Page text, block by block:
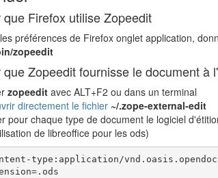
que Firefox utilise Zopeedit
préférences de Firefox onglet application,
zopeedit
que Zopeedit fournisse le document à
zopeedit avec ALT+F2 ou dans un terminal
directement le fichier ~/.zope-external-edit
pour chaque type de document le logiciel
de libreoffice pour les ods)
type:application/